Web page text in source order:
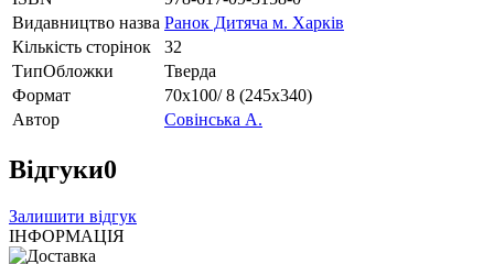
Видавництво назва Ранок Дитяча м. Харків
Кількість сторінок
32
ТипОбложки
Тверда
Формат
70х100/ 8 (245х340)
Автор
Совінська А.
Відгуки0
Залишити відгук
ІНФОРМАЦІЯ